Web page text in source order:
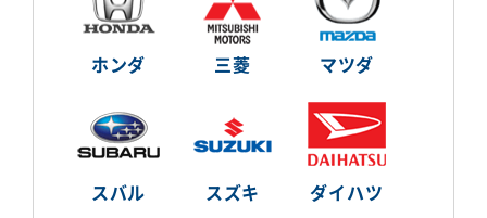
ホンダ 三菱 マツダ
スバル スズキ ダイハツ